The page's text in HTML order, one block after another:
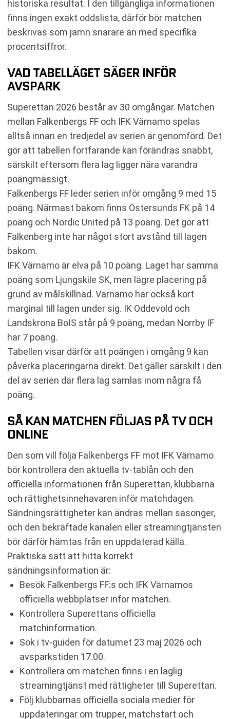
historiska resultat. I den tillgängliga informationen
finns ingen exakt oddslista, därför bör matchen
beskrivas som jämn snarare än med specifika
procentsiffror.
VAD TABELLÄGET SÄGER INFÖR
AVSPARK
Superettan 2026 består av 30 omgångar. Matchen
mellan Falkenbergs FF och IFK Värnamo spelas
alltså innan en tredjedel av serien är genomförd. Det
gör att tabellen fortfarande kan förändras snabbt,
särskilt eftersom flera lag ligger nära varandra
poängmässigt.
Falkenbergs FF leder serien inför omgång 9 med 15
poäng. Närmast bakom finns Östersunds FK på 14
poäng och Nordic United på 13 poäng. Det gör att
Falkenberg inte har något stort avstånd till lagen
bakom.
IFK Värnamo är elva på 10 poäng. Laget har samma
poäng som Ljungskile SK, men lägre placering på
grund av målskillnad. Värnamo har också kort
marginal till lagen under sig. IK Oddevold och
Landskrona BoIS står på 9 poäng, medan Norrby IF
har 7 poäng.
Tabellen visar därför att poängen i omgång 9 kan
påverka placeringarna direkt. Det gäller särskilt i den
del av serien där flera lag samlas inom några få
poäng.
SÅ KAN MATCHEN FÖLJAS PÅ TV OCH
ONLINE
Den som vill följa Falkenbergs FF mot IFK Värnamo
bör kontrollera den aktuella tv-tablån och den
officiella informationen från Superettan, klubbarna
och rättighetsinnehavaren inför matchdagen.
Sändningsrättigheter kan ändras mellan säsonger,
och den bekräftade kanalen eller streamingtjänsten
bör därför hämtas från en uppdaterad källa.
Praktiska sätt att hitta korrekt
sändningsinformation är:
Besök Falkenbergs FF:s och IFK Värnamos
officiella webbplatser inför matchen.
Kontrollera Superettans officiella
matchinformation.
Sök i tv-guiden för datumet 23 maj 2026 och
avsparkstiden 17.00.
Kontrollera om matchen finns i en laglig
streamingtjänst med rättigheter till Superettan.
Följ klubbarnas officiella sociala medier för
uppdateringar om trupper, matchstart och